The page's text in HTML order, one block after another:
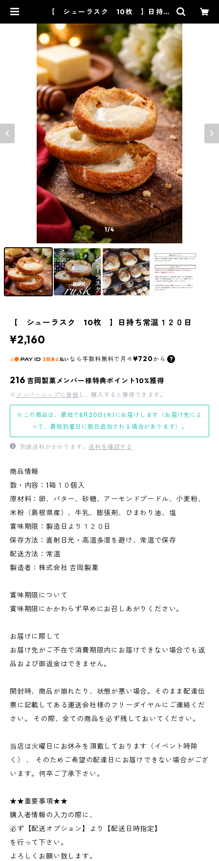
【 シューラスク 10枚 】日持ち
ちごの吉岡製菓オンラインショップ
ー和菓子、洋菓子、スイーツ通販
1/4
【 シューラスク 10枚 】日持ち常温１２０日
¥2,160
なら 手数料無料で 月々 ¥720から
216 吉岡製菓メンバー様特典ポイント10%獲得
※ メンバーシップに登録 し、購入すると獲得できます。
※この商品は、最短で8月20日(木)にお届けします（お届け先によ
って、最短到着日に数日追加される場合があります）。
別途送料がかかります。送料を確認する
商品情報
数・内容：1箱１０個入
原材料：卵、バター、砂糖、アーモンドプードル、小麦粉、
米粉（島根県産）、牛乳、膨張剤、ひまわり油、塩
賞味期限：製造日より１２０日
保存方法：直射日光・高温多湿を避け、常温で保存
配送方法：常温
製造者：株式会社 吉岡製菓
賞味期限について
賞味期限にかかわらず早めにお召しあがりください。
お届けに際して
お届け先がご不在で消費期限内にお届けできない場合でも返
品および御返金はできません。
開封時、商品が崩れたり、状態が悪い場合。そのまま配達伝
票に記載してある運送会社様のフリーダイヤルにご連絡くだ
さい。 その際、全ての商品を必ず残しておいてください。
当店は火曜日にお休みを頂戴しております（イベント時除
く） 、 そのためご希望の配達日にお届けできない場合がござ
います。何卒ご了承下さい。
★★重要事項★★
購入者情報の入力の際に、
必ず【配送オプション】より【配送日時指定】
を行って下さい。
よろしくお願い致します。